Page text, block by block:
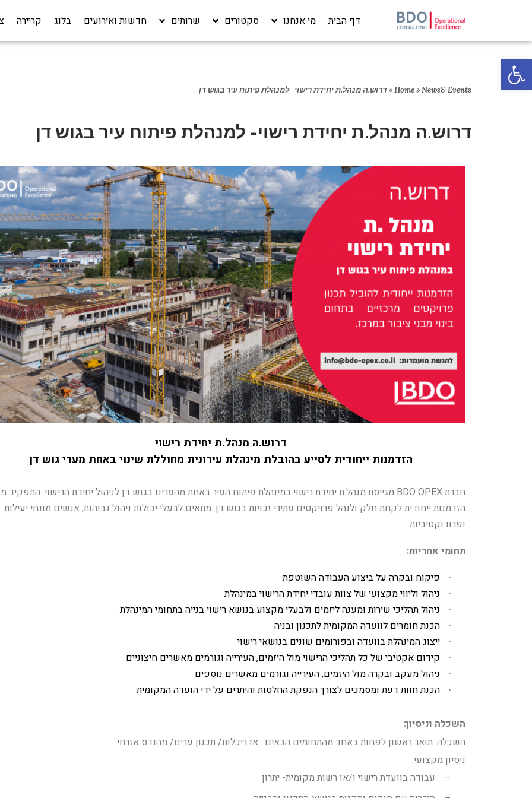
פתח סרגל נגישות
דף הבית מי אנחנו סקטורים שרותים חדשות ואירועים בלוג קריירה‎
Home»News& Events
»דרוש.ה מנהל.ת יחידת רישוי- למנהלת פיתוח עיר בגוש דן
דרוש.ה מנהל.ת יחידת רישוי- למנהלת פיתוח עיר בגוש דן
דרוש.ה מנהל.ת יחידת רישוי
הזדמנות ייחודית לסייע בהובלת מינהלת עירונית מחוללת שינוי באחת מערי גוש דן
חברתBDO OPEX מגייסת מנהל.ת יחידת רישוי במינהלת פיתוח העיר באחת מהערים בגוש דן לניהול יחידת הרישוי. התפקיד
הזדמנות ייחודית לקחת חלק ולנהל פרויקטים עתירי זכויות בגוש דן. מתאים לבעלי יכולות ניהול גבוהות, אנשים מונחי יעילות
ופרודוקטיביות.
תחומי אחריות:
· פיקוח ובקרה על ביצוע העבודה השוטפת
· ניהול וליווי מקצועי של צוות עובדי יחידת הרישוי במינהלת
· ניהול תהליכי שירות ומענה ליזמים ולבעלי מקצוע בנושא רישוי בנייה בתחומי המינהלת
· הכנת חומרים לוועדה המקומית לתכנון ובניה
· ייצוג המינהלת בוועדה ובפורומים שונים בנושאי רישוי
· קידום אקטיבי של כל תהליכי הרישוי מול היזמים, העירייה וגורמים מאשרים חיצוניים
· ניהול מעקב ובקרה מול היזמים, העירייה וגורמים מאשרים נוספים
· הכנת חוות דעת ומסמכים לצורך הנפקת החלטות והיתרים על ידי הועדה המקומית
השכלה וניסיון:
השכלה: תואר ראשון לפחות באחד מהתחומים הבאים :אדריכלות/ תכנון ערים/ מהנדס אזרחי
ניסיון מקצועי:
–
עבודה בוועדת רישוי ו/או רשות מקומית- יתרון